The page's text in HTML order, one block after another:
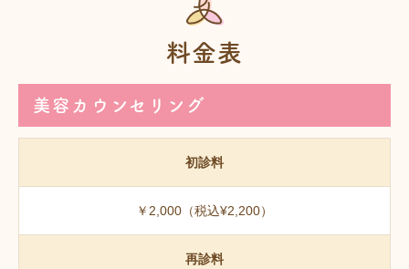
料金表
美容カウンセリング
初診料
￥2,000（税込¥2,200）
再診料